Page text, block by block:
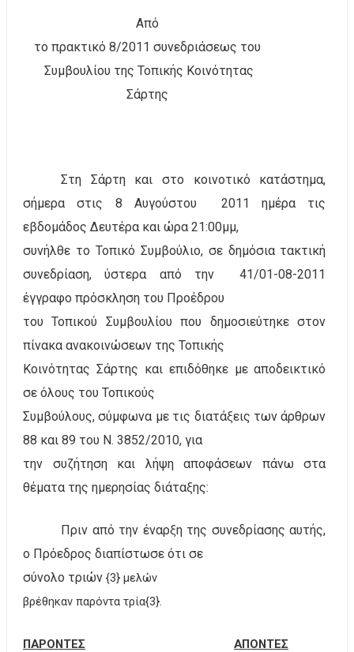
Από
το πρακτικό 8/2011 συνεδριάσεως του
Συμβουλίου της Τοπικής Κοινότητας
Σάρτης
Στη Σάρτη και στο κοινοτικό κατάστημα,
σήμερα στις 8 Αυγούστου
2011 ημέρα τις
εβδομάδος Δευτέρα και ώρα 21:00μμ,
συνήλθε το Τοπικό Συμβούλιο, σε δημόσια τακτική
συνεδρίαση, ύστερα από την
41/01-08-2011
έγγραφο πρόσκληση του Προέδρου
του Τοπικού Συμβουλίου που δημοσιεύτηκε στον
πίνακα ανακοινώσεων της Τοπικής
Κοινότητας Σάρτης και επιδόθηκε με αποδεικτικό
σε όλους του Τοπικούς
Συμβούλους, σύμφωνα με τις διατάξεις των άρθρων
88 και 89 του Ν. 3852/2010, για
την συζήτηση και λήψη αποφάσεων πάνω στα
θέματα της ημερησίας διάταξης:
Πριν από την έναρξη της συνεδρίασης αυτής,
ο Πρόεδρος διαπίστωσε ότι σε
σύνολο τριών {3} μελών
βρέθηκαν παρόντα τρία{3}.
ΠΑΡΟΝΤΕΣ ΑΠΟΝΤΕΣ